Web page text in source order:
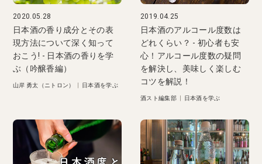
2020.05.28
日本酒の香り成分とその表
現方法について深く知って
おこう! - 日本酒の香りを学
ぶ（吟醸香編）
山岸 勇太（ニトロン） 日本酒を学ぶ
2019.04.25
日本酒のアルコール度数は
どれくらい？ - 初心者も安
心！アルコール度数の疑問
を解決し、美味しく楽しむ
コツを解説！
酒スト編集部 日本酒を学ぶ